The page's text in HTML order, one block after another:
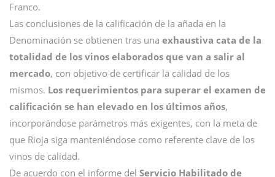
Franco.
Las conclusiones de la calificación de la añada en la
Denominación se obtienen tras una exhaustiva cata de la
totalidad de los vinos elaborados que van a salir al
mercado, con objetivo de certificar la calidad de los
mismos. Los requerimientos para superar el examen de
calificación se han elevado en los últimos años,
incorporándose parámetros más exigentes, con la meta de
que Rioja siga manteniéndose como referente clave de los
vinos de calidad.
De acuerdo con el informe del Servicio Habilitado de